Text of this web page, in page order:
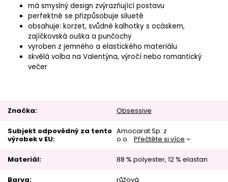
má smyslný design zvýrazňující postavu
perfektně se přizpůsobuje siluetě
obsahuje: korzet, svůdné kalhotky s ocáskem,
zajíčkovská ouška a punčochy
vyroben z jemného a elastického materiálu
skvělá volba na Valentýna, výročí nebo romantický
večer
Značka Obsessive
Subjekt odpovědný za tento
výrobek v EU
Amocarat Sp. z
o.o. Přečtěte si více
Materiál 88 % polyester 12 % elastan
Barva růžová